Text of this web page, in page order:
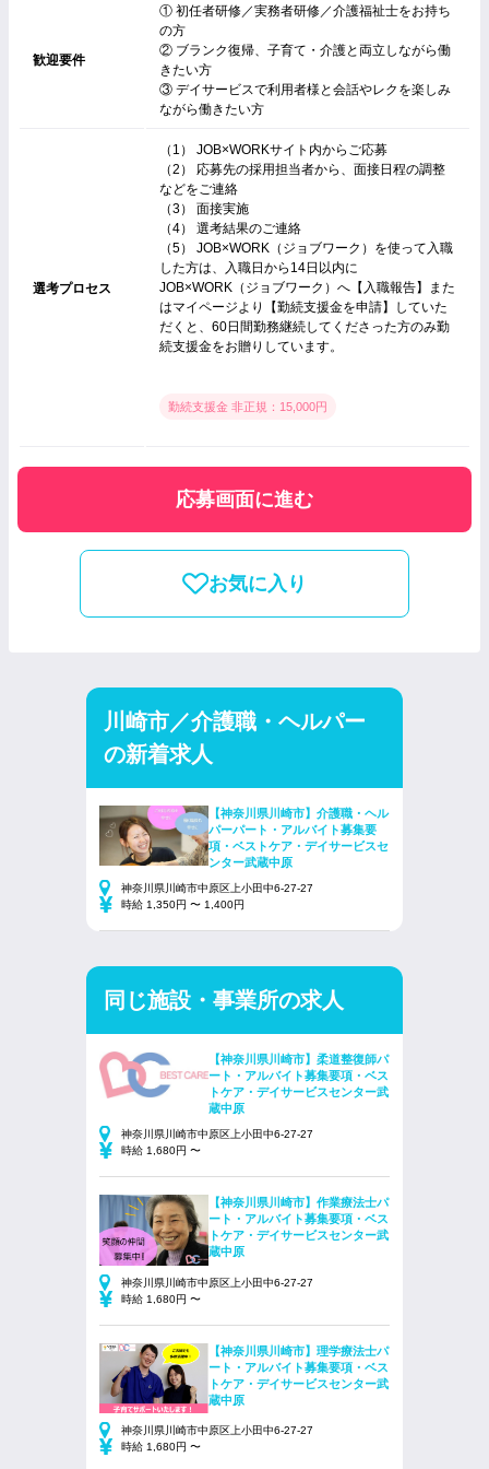
歓迎要件
① 初任者研修／実務者研修／介護福祉士をお持ち
の方
② ブランク復帰、子育て・介護と両立しながら働
きたい方
③ デイサービスで利用者様と会話やレクを楽しみ
ながら働きたい方
選考プロセス
（1） JOB×WORKサイト内からご応募
（2） 応募先の採用担当者から、面接日程の調整
などをご連絡
（3） 面接実施
（4） 選考結果のご連絡
（5） JOB×WORK（ジョブワーク）を使って入職
した方は、入職日から14日以内に
JOB×WORK（ジョブワーク）へ【入職報告】また
はマイページより【勤続支援金を申請】していた
だくと、60日間勤務継続してくださった方のみ勤
続支援金をお贈りしています。
勤続支援金 非正規：15,000円
応募画面に進む
お気に入り
川崎市／介護職・ヘルパー
の新着求人
【神奈川県川崎市】介護職・ヘル
パーパート・アルバイト募集要
項・ベストケア・デイサービスセ
ンター武蔵中原
神奈川県川崎市中原区上小田中6-27-27
時給 1,350円 〜 1,400円
同じ施設・事業所の求人
【神奈川県川崎市】柔道整復師パ
ート・アルバイト募集要項・ベス
トケア・デイサービスセンター武
蔵中原
神奈川県川崎市中原区上小田中6-27-27
時給 1,680円 〜
【神奈川県川崎市】作業療法士パ
ート・アルバイト募集要項・ベス
トケア・デイサービスセンター武
蔵中原
神奈川県川崎市中原区上小田中6-27-27
時給 1,680円 〜
【神奈川県川崎市】理学療法士パ
ート・アルバイト募集要項・ベス
トケア・デイサービスセンター武
蔵中原
神奈川県川崎市中原区上小田中6-27-27
時給 1,680円 〜